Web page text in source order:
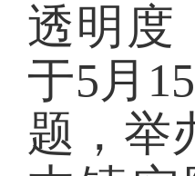
透明度
于5月
题，举